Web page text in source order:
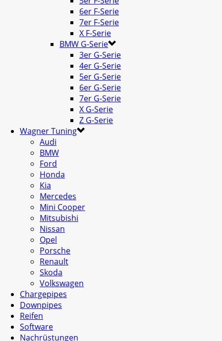
6er F-Serie
7er F-Serie
X F-Serie
BMW G-Serie
3er G-Serie
4er G-Serie
5er G-Serie
6er G-Serie
7er G-Serie
X G-Serie
Z G-Serie
Wagner Tuning
Audi
BMW
Ford
Honda
Kia
Mercedes
Mini Cooper
Mitsubishi
Nissan
Opel
Porsche
Renault
Skoda
Volkswagen
Chargepipes
Downpipes
Reifen
Software
Nachrüstungen